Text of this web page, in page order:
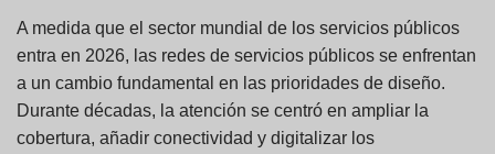
A medida que el sector mundial de los servicios públicos
entra en 2026, las redes de servicios públicos se enfrentan
a un cambio fundamental en las prioridades de diseño.
Durante décadas, la atención se centró en ampliar la
cobertura, añadir conectividad y digitalizar los